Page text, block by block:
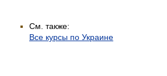
См. также:
Все курсы по Украине